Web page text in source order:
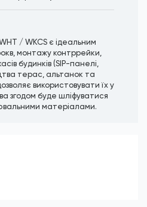
/ WKCS є ідеальним
монтажу контррейки,
будинків (SIP-панелі,
терас, альтанок та
використовувати їх у
згодом буде шліфуватися
матеріалами.